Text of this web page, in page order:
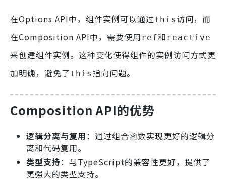
在Options API中，组件实例可以通过this访问，而
在Composition API中，需要使用 ref和 reactive
来创建组件实例。这种变化使得组件的实例访问方式更
加明确，避免了this指向问题。
Composition API的优势
逻辑分离与复用：通过组合函数实现更好的逻辑分
离和代码复用。
类型支持：与TypeScript的兼容性更好，提供了
更强大的类型支持。